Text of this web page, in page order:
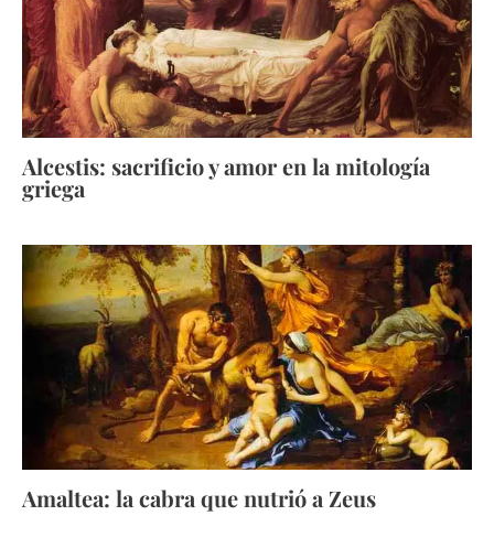
Alcestis: sacrificio y amor en la mitología
griega
Amaltea: la cabra que nutrió a Zeus